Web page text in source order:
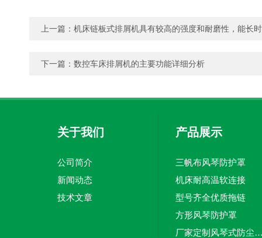
上一篇： 机床链板式排屑机具有较高的强度和耐磨性，能长
下一篇： 数控车床排屑机的主要功能详细分析
关于我们
公司简介
新闻动态
技术文章
产品展示
三帆布风琴防护罩
机床耐高温软连接
型号齐全优质拖链
方形风琴防护罩
厂家定制风琴式